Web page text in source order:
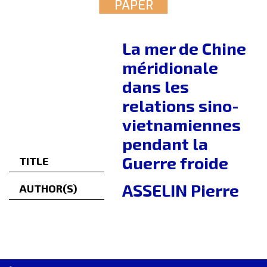
PAPER
TITLE
La mer de Chine
méridionale
dans les
relations sino-
vietnamiennes
pendant la
Guerre froide
AUTHOR(S) ASSELIN Pierre